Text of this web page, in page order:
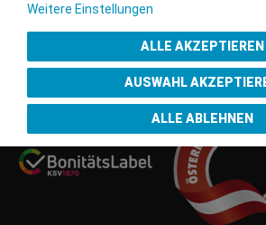
Gütesiegel
Weitere Einstellungen
ALLE AKZEPTIEREN
AUSWAHL
ALLE ABLEHNEN